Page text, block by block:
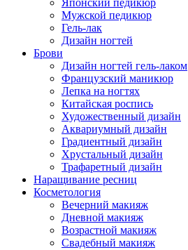
Японский педикюр
Мужской педикюр
Гель-лак
Дизайн ногтей
Брови
Дизайн ногтей гель-лаком
Французский маникюр
Лепка на ногтях
Китайская роспись
Художественный дизайн
Аквариумный дизайн
Градиентный дизайн
Хрустальный дизайн
Трафаретный дизайн
Наращивание ресниц
Косметология
Вечерний макияж
Дневной макияж
Возрастной макияж
Свадебный макияж